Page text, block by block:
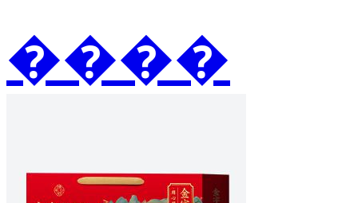
����